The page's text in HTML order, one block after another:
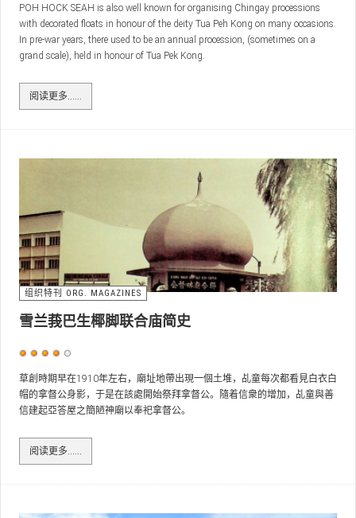
户
评
价： 3/ 5
POH HOCK SEAH is also well known for organising Chingay processions
with decorated floats in honour of the deity Tua Peh Kong on many occasions.
In pre-war years, there used to be an annual procession, (sometimes on a
grand scale), held in honour of Tua Pek Kong.
阅读更多……
组织特刊 ORG. MAGAZINES
雪兰莪巴生椰脚联合庙简史
用
户
评
价：4/5
草創時期早在1910年左右，廟址地帶出現一個土堆，乩童每次都看見白衣白
帽的拿督公身影，于是在該處開始祭拜拿督公。隨着信衆的增加，乩童與善
信建起亞答屋之簡陋神廟以奉祀拿督公。
阅读更多……